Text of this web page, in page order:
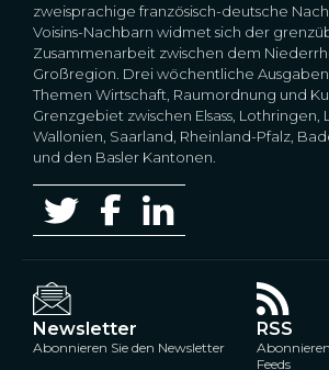
zweisprachige französisch-deutsche
Voisins-Nachbarn widmet sich der
Zusammenarbeit zwischen dem
Großregion. Drei wöchentliche
Themen Wirtschaft, Raumordnung und
Grenzgebiet zwischen Elsass, Lothringen,
Wallonien, Saarland, Rheinland-Pfalz,
und den Basler Kantonen.
Newsletter
Abonnieren Sie den Newsletter
RSS
Feeds